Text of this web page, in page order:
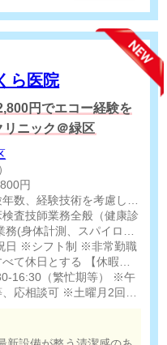
ら医院
円でエコー経験を
ニック＠緑区
円
数、経験技術を考慮し優
迎
していただける方歓迎
査技師業務全般（健康診
務(身体計測、スパイロ、
務 ・超音波検査（腹部エ
動脈エコー、甲状腺エコ
眼圧 ・ABI ※健診に関す
ただきます
日 ※シフト制 ※非常勤職
て休日とする 【休暇】
デンウィーク休暇 お盆休
り）
（繁忙期等） ※午
応相談可 ※土曜月2回以
方歓迎）